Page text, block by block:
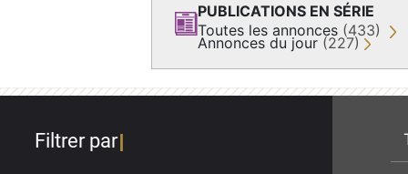
PUBLICATIONS EN SÉRIE
Toutes les annonces (433)
Annonces du jour (227)
Filtrer par